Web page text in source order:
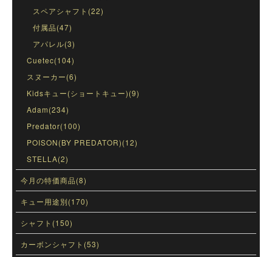
スペアシャフト(22)
付属品(47)
アパレル(3)
Cuetec(104)
スヌーカー(6)
Kidsキュー(ショートキュー)(9)
Adam(234)
Predator(100)
POISON(BY PREDATOR)(12)
STELLA(2)
今月の特価商品(8)
キュー用途別(170)
シャフト(150)
カーボンシャフト(53)